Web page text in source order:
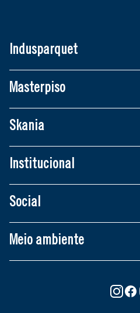
Indusparquet
Masterpiso
Skania
Institucional
Social
Meio ambiente